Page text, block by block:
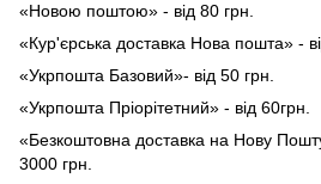
«Новою поштою» - від 80 грн.
«Кур'єрська доставка Нова пошта» -
«Укрпошта Базовий»- від 50 грн.
«Укрпошта Пріорітетний» - від 60грн.
«Безкоштовна доставка на Нову
3000 грн.